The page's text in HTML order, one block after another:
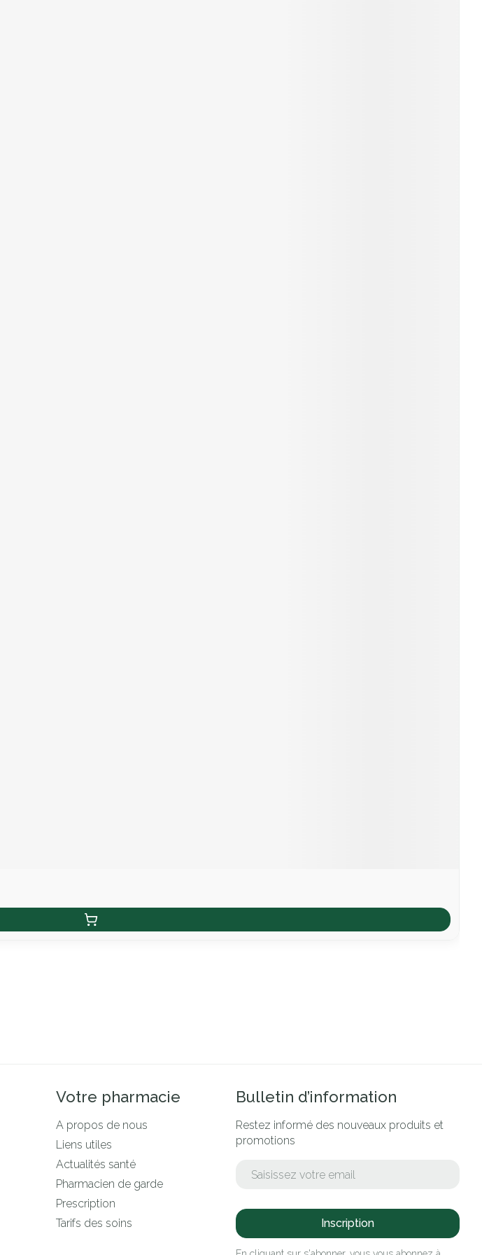
Votre pharmacie
A propos de nous
Liens utiles
Actualités santé
Pharmacien de garde
Prescription
Tarifs des soins
Bulletin d’information
Restez informé des nouveaux produits et
promotions
Inscription